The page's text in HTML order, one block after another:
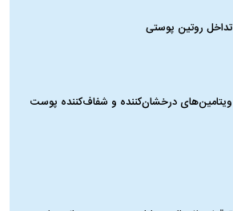
تداخل روتین پوستی
ویتامین‌های درخشان‌کننده و شفاف‌کننده پوست